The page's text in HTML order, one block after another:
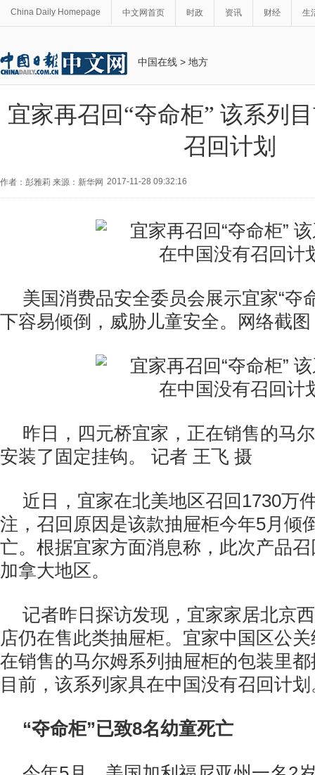
China Daily Homepage 中文网首页 时政 资讯 财经 生
中国在线 > 地方
宜家再召回“夺命柜” 该系列
召回计划
作者：彭雅莉 来源：新华网 2017-11-28 09:32:16
美国消费品安全委员会展示宜家“夺
下容易倾倒，威胁儿童安全。网络截图
昨日，四元桥宜家，正在销售的马
安装了固定挂钩。 记者 王飞 摄
近日，宜家在北美地区召回1730万
注，召回原因是该款抽屉柜今年5月倾
亡。根据宜家方面消息称，此次产品
加拿大地区。
记者昨日探访发现，宜家家居北京
店仍在售此类抽屉柜。宜家中国区公
在销售的马尔姆系列抽屉柜的包装里
目前，该系列家具在中国没有召回计划
“夺命柜”已致8名幼童死亡